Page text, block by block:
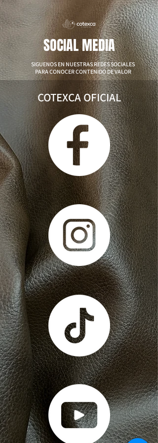
SOCIAL MEDIA
SIGUENOS EN NUESTRAS REDES SOCIALES
PARA CONOCER CONTENIDO DE VALOR
COTEXCA OFICIAL